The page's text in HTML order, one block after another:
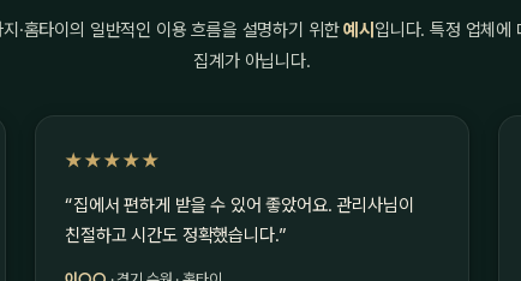
·홈타이의 일반적인 이용 흐름을 설명하기 위한예시 입니다. 특정 업체에
집계가 아닙니다.
★★★★★
“집에서 편하게 받을 수 있어 좋았어요. 관리사님이
친절하고 시간도 정확했습니다.”